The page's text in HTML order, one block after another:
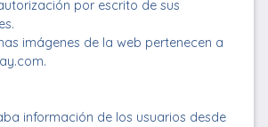
por escrito de sus
imágenes de la web pertenecen a
información de los usuarios desde